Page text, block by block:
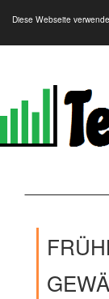
Diese Webseite